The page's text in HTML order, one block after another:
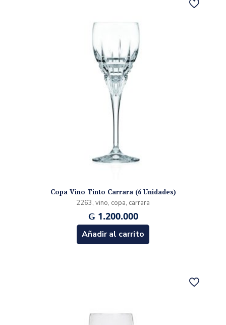
Copa Vino Tinto Carrara (6 Unidades)
2263, vino, copa, carrara
₲1.200.000
Añadir al carrito